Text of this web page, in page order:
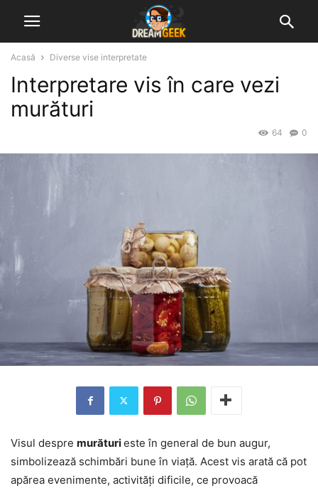
Acasă Diverse vise interpretate
Interpretare vis în care vezi
murături
0
64
Visul despre murăturieste în general de bun augur,
simbolizează schimbări bune în viață. Acest vis arată că pot
apărea evenimente, activități dificile, ce provoacă